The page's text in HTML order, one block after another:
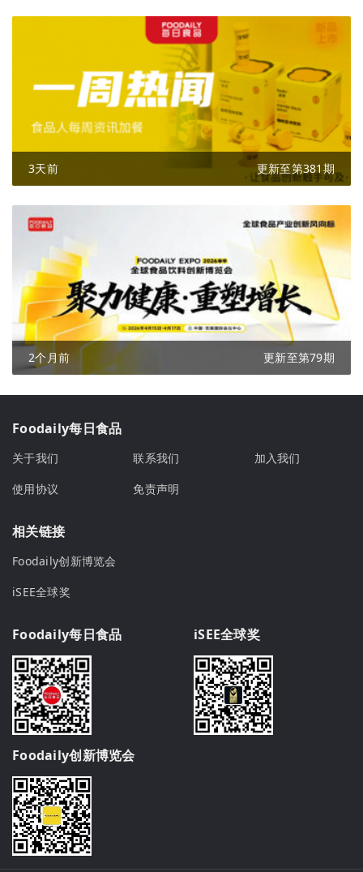
3天前 更新至第381期
2个月前 更新至第79期
Foodaily每日食品
关于我们 联系我们
加入我们
使用协议
免责声明
相关链接
Foodaily创新博览会
iSEE全球奖
Foodaily每日食品 iSEE全球奖
Foodaily创新博览会